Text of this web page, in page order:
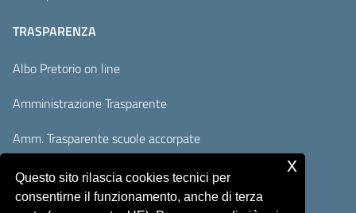
TRASPARENZA
Albo Pretorio on line
Amministrazione Trasparente
Amm. Trasparente scuole accorpate
Adempimenti AVCP / ANAC
Accesso Civico
Questo sito rilascia cookies tecnici per
consentirne il funzionamento, anche di terza
x